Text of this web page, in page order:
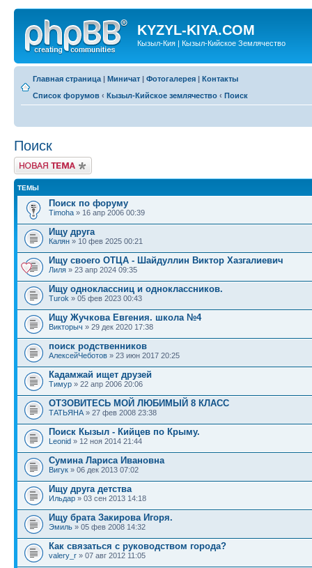
KYZYL-KIYA.COM
Кызыл-Кия | Кызыл-Кийское Землячество
Главная страница | Миничат | Фотогалерея | Контакты
Список форумов ‹ Кызыл-Кийское землячество ‹ Поиск
Поиск
Новая тема
ТЕМЫ
Поиск по форуму
Timoha » 16 апр 2006 00:39
Ищу друга
Калян » 10 фев 2025 00:21
Ищу своего ОТЦА - Шайдуллин Виктор Хазгалиевич
Лиля » 23 апр 2024 09:35
Ищу одноклассниц и одноклассников.
Turok » 05 фев 2023 00:43
Ищу Жучкова Евгения. школа №4
Викторыч » 29 дек 2020 17:38
поиск родственников
АлексейЧеботов » 23 июн 2017 20:25
Кадамжай ищет друзей
Тимур » 22 апр 2006 20:06
ОТЗОВИТЕCЬ МОЙ ЛЮБИМЫЙ 8 КЛАСС
TАТЬЯНА » 27 фев 2008 23:38
Поиск Кызыл - Кийцев по Крыму.
Leonid » 12 ноя 2014 21:44
Сумина Лариса Ивановна
Вигук » 06 дек 2013 07:02
Ищу друга детства
Ильдар » 03 сен 2013 14:18
Ищу брата Закирова Игоря.
Эмиль » 05 фев 2008 14:32
Как связаться с руководством города?
valery_r » 07 авг 2012 11:05